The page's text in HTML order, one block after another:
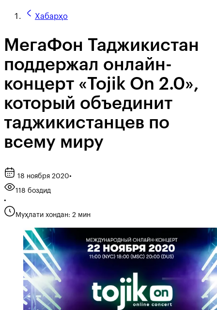
Хабарҳо
МегаФон Таджикистан
поддержал онлайн-
концерт «Tojik On 2.0»,
который объединит
таджикистанцев по
всему миру
18 ноября 2020•
118 боздид
•
Муҳлати хондан: 2 мин